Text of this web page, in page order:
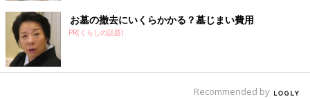
お墓の撤去にいくらかかる？墓じまい費用
PR(くらしの話題)
Recommended by